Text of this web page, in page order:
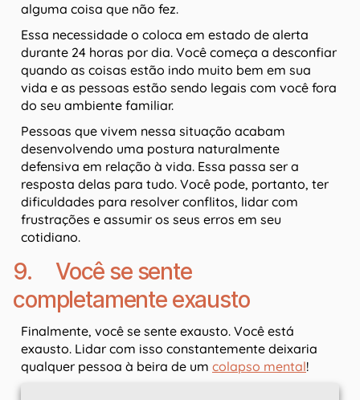
alguma coisa que não fez.
Essa necessidade o coloca em estado de alerta
durante 24 horas por dia. Você começa a desconfiar
quando as coisas estão indo muito bem em sua
vida e as pessoas estão sendo legais com você fora
do seu ambiente familiar.
Pessoas que vivem nessa situação acabam
desenvolvendo uma postura naturalmente
defensiva em relação à vida. Essa passa ser a
resposta delas para tudo. Você pode, portanto, ter
dificuldades para resolver conflitos, lidar com
frustrações e assumir os seus erros em seu
cotidiano.
9. Você se sente
completamente exausto
Finalmente, você se sente exausto. Você está
exausto. Lidar com isso constantemente deixaria
qualquer pessoa à beira de um colapso mental!